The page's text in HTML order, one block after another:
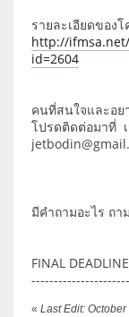
รายละเอียดของโ
http://
id=2604
คนที่สนใจและอ
โปรดติดต่อมาที่
มีคำถามอะไร ถ
FINAL
« Last Edit: